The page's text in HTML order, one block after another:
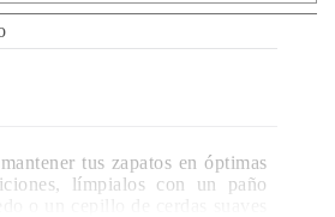
tus zapatos en óptimas
límpialos con un paño
o un cepillo de cerdas suaves